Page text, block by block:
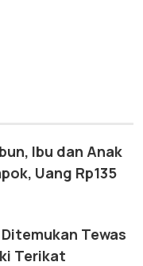
Ibu dan Anak
Uang Rp135
Tewas
Terikat